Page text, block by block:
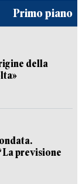
Primo piano
della
La previsione